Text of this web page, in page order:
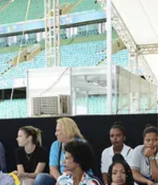
para
regularizaçã
o de
instituições
de ensino